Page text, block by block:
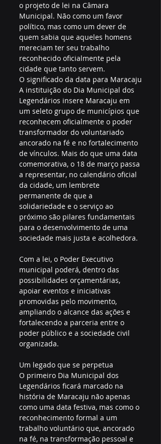
o projeto de lei na Câmara
Municipal. Não como um favor
político, mas como um dever de
quem sabia que aqueles homens
mereciam ter seu trabalho
reconhecido oficialmente pela
cidade que tanto servem.
O significado da data para Maracaju
A instituição do Dia Municipal dos
Legendários insere Maracaju em
um seleto grupo de municípios que
reconhecem oficialmente o poder
transformador do voluntariado
ancorado na fé e no fortalecimento
de vínculos. Mais do que uma data
comemorativa, o 18 de março passa
a representar, no calendário oficial
da cidade, um lembrete
permanente de que a
solidariedade e o serviço ao
próximo são pilares fundamentais
para o desenvolvimento de uma
sociedade mais justa e acolhedora.
Com a lei, o Poder Executivo
municipal poderá, dentro das
possibilidades orçamentárias,
apoiar eventos e iniciativas
promovidas pelo movimento,
ampliando o alcance das ações e
fortalecendo a parceria entre o
poder público e a sociedade civil
organizada.
Um legado que se perpetua
O primeiro Dia Municipal dos
Legendários ficará marcado na
história de Maracaju não apenas
como uma data festiva, mas como o
reconhecimento formal a um
trabalho voluntário que, ancorado
na fé, na transformação pessoal e